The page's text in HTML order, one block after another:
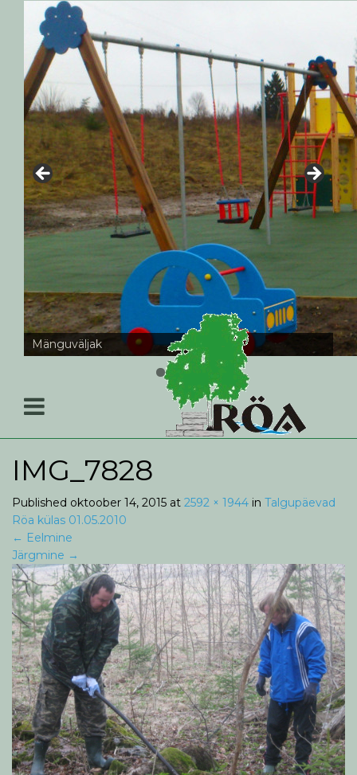
Mänguväljak
IMG_7828
Published oktoober 14, 2015 at 2592 × 1944 in Talgupäevad
Röa külas 01.05.2010
← Eelmine
Järgmine →